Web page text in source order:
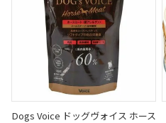
Dogs Voice ドッグヴォイス ホース